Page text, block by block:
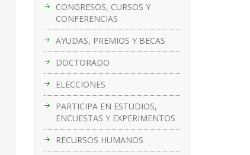
CONGRESOS, CURSOS Y
CONFERENCIAS
AYUDAS, PREMIOS Y BECAS
DOCTORADO
ELECCIONES
PARTICIPA EN ESTUDIOS,
ENCUESTAS Y EXPERIMENTOS
RECURSOS HUMANOS